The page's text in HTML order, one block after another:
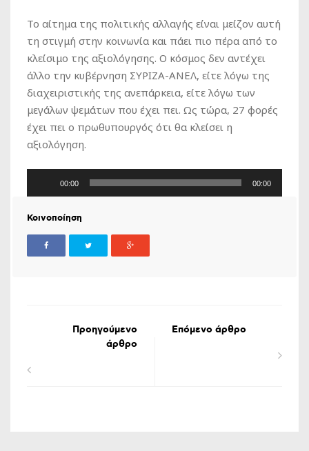
Το αίτημα της πολιτικής αλλαγής είναι μείζον αυτή
τη στιγμή στην κοινωνία και πάει πιο πέρα από το
κλείσιμο της αξιολόγησης. Ο κόσμος δεν αντέχει
άλλο την κυβέρνηση ΣΥΡΙΖΑ-ΑΝΕΛ, είτε λόγω της
διαχειριστικής της ανεπάρκεια, είτε λόγω των
μεγάλων ψεμάτων που έχει πει. Ως τώρα, 27 φορές
έχει πει ο πρωθυπουργός ότι θα κλείσει η
αξιολόγηση.
00:00 00:00
Κοινοποίηση
Προηγούμενο
άρθρο
Επόμενο άρθρο